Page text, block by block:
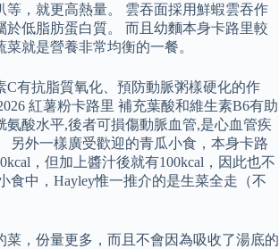
等，就更高熱量。 雲吞面採用鮮蝦雲吞作
於低脂肪蛋白質。 而且幼麵本身卡路里較
就是營養非常均衡的一餐。
C有抗脂質氧化、預防動脈粥樣硬化的作
紅薯粉卡路里 補充葉酸和維生素B6有助
氨酸水平,後者可損傷動脈血管,是心血管疾
另外一樣廣受歡迎的青瓜小食，本身卡路
，但加上醬汁後就有100kcal，因此也不
食中，Hayley惟一推介的是生菜全走（不
菜，份量更多，而且不會因為吸收了湯底的